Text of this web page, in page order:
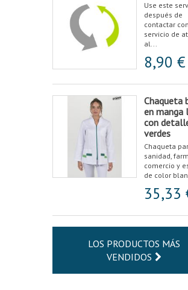
Use este
después de
contactar
servicio de
al...
8,90 €
Chaqueta
en manga
con
verdes
Chaqueta
sanidad,
comercio y
de color
35,33
LOS PRODUCTOS MÁS
VENDIDOS